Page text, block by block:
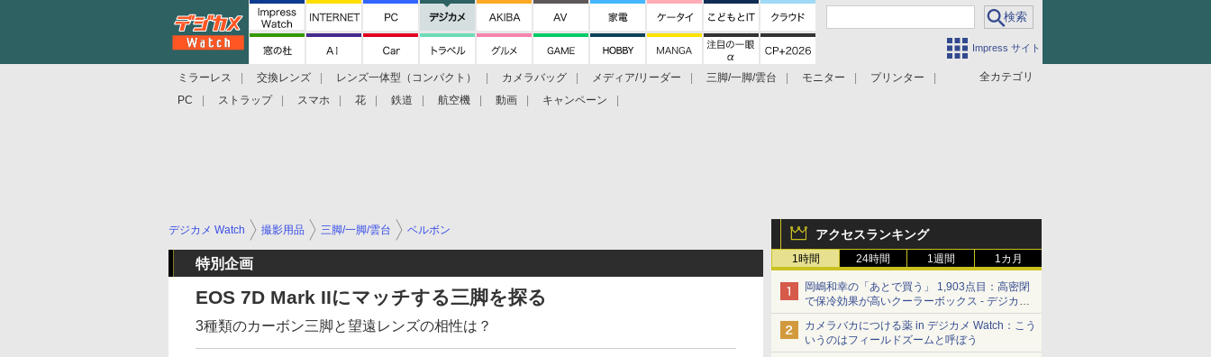
Impress サイト
全カテゴリ
ミラーレス 交換レンズ レンズ一体型（コンパクト） カメラバッグ メディア/リーダー 三脚/一脚/雲台 モニター
プリンター
PC
ストラップ スマホ 花 鉄道 航空機 動画 キャンペーン
アクセスランキング
1時間 24時間 1週間 1カ月
岡嶋和幸の「あとで買う」 1,903点目：高密閉
で保冷効果が高いクーラーボックス - デジカメ
Watch
カメラバカにつける薬 in デジカメ Watch：こう
いうのはフィールドズームと呼ぼう
デジカメ Watch 撮影用品 三脚/一脚/雲台 ベルボン
特別企画
EOS 7D Mark IIにマッチする三脚を探る
3種類のカーボン三脚と望遠レンズの相性は？